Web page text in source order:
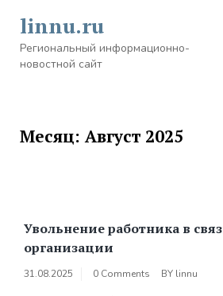
content
linnu.ru
Региональный информационно-
новостной сайт
Месяц:Август 2025
Увольнение работника в
организации
31.08.2025 0 Comments BY linnu